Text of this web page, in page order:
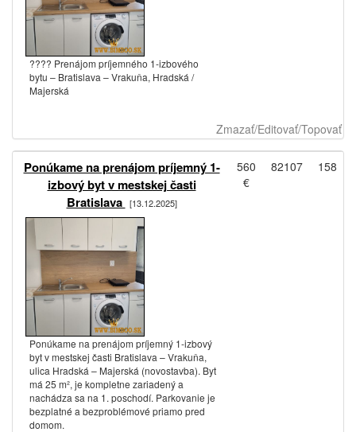
???? Prenájom príjemného 1-izbového
bytu – Bratislava – Vrakuňa, Hradská /
Majerská
Zmazať/Editovať/Topovať
Ponúkame na prenájom príjemný 1-
izbový byt v mestskej časti
Bratislava [13.12.2025]
Ponúkame na prenájom príjemný 1-izbový
byt v mestskej časti Bratislava – Vrakuňa,
ulica Hradská – Majerská (novostavba). Byt
má 25 m², je kompletne zariadený a
nachádza sa na 1. poschodí. Parkovanie je
bezplatné a bezproblémové priamo pred
domom.
560
€
82107 158